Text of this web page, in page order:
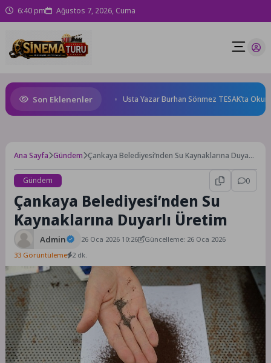
6:40 pm Ağustos 7, 2026, Cuma
Son Eklenenler
karnında başlıyor! Usta Yazar Burhan Sönmez TESAK’ta
Ana Sayfa Gündem Çankaya Belediyesi’nden Su Kaynaklarına Duyarlı
Gündem
0
Çankaya Belediyesi’nden Su
Kaynaklarına Duyarlı Üretim
Admin 26 Oca 2026 10:26
Güncelleme: 26 Oca 2026
33 Görüntüleme 2 dk.